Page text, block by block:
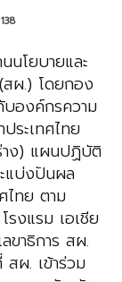
138
โยบายและ
ผ.) โดยกอง
บองค์กรความ
ระเทศไทย
าง) แผนปฏิบัติ
แบ่งปันผล
ไทย ตาม
งแรม เอเชีย
ขาธิการ สผ.
สผ. เข้าร่วม